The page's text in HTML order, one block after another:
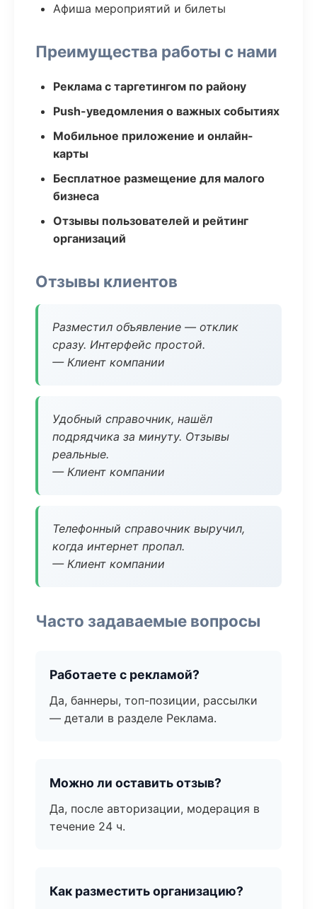
Афиша мероприятий и билеты
Преимущества работы с нами
Реклама с таргетингом по району
Push-уведомления о важных событиях
Мобильное приложение и онлайн-
карты
Бесплатное размещение для малого
бизнеса
Отзывы пользователей и рейтинг
организаций
Отзывы клиентов
Разместил объявление — отклик
сразу. Интерфейс простой.
— Клиент компании
Удобный справочник, нашёл
подрядчика за минуту. Отзывы
реальные.
— Клиент компании
Телефонный справочник выручил,
когда интернет пропал.
— Клиент компании
Часто задаваемые вопросы
Работаете с рекламой?
Да, баннеры, топ-позиции, рассылки
— детали в разделе Реклама.
Можно ли оставить отзыв?
Да, после авторизации, модерация в
течение 24 ч.
Как разместить организацию?